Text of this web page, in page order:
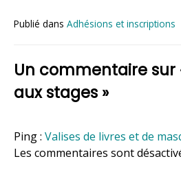
Publié dans Adhésions et inscriptions
Un commentaire sur
aux stages »
Ping : Valises de livres et de
Les commentaires sont